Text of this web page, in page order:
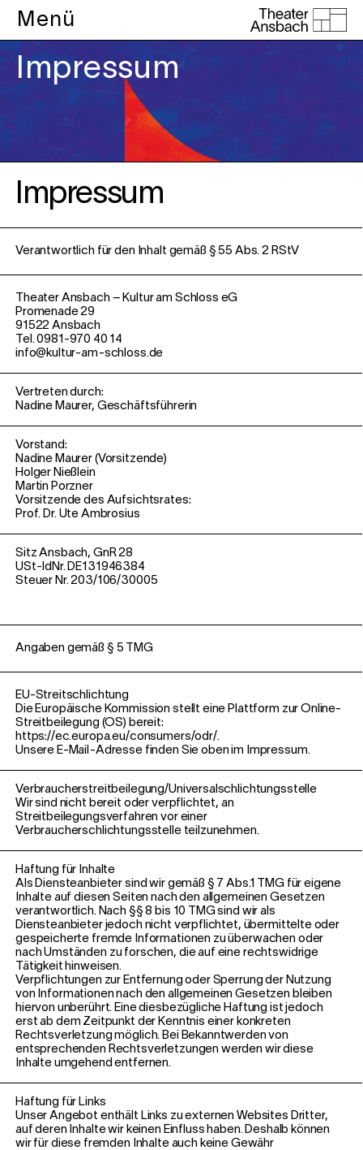
Menü
Impressum
Impressum
Verantwortlich für den Inhalt gemäß § 55 Abs. 2 RStV
Theater Ansbach – Kultur am Schloss eG
Promenade 29
91522 Ansbach
Tel. 0981-970 40 14
info@kultur-am-schloss.de
Vertreten durch:
Nadine Maurer, Geschäftsführerin
Vorstand:
Nadine Maurer (Vorsitzende)
Holger Nießlein
Martin Porzner
Vorsitzende des Aufsichtsrates:
Prof. Dr. Ute Ambrosius
Sitz Ansbach, GnR 28
USt-IdNr. DE131946384
Steuer Nr. 203/106/30005
Angaben gemäß § 5 TMG
EU-Streitschlichtung
Die Europäische Kommission stellt eine Plattform zur Online-
Streitbeilegung (OS) bereit:
https://ec.europa.eu/consumers/odr/.
Unsere E-Mail-Adresse finden Sie oben im Impressum.
Verbraucher­streit­beilegung/Universal­schlichtungs­stelle
Wir sind nicht bereit oder verpflichtet, an
Streitbeilegungsverfahren vor einer
Verbraucherschlichtungsstelle teilzunehmen.
Haftung für Inhalte
Als Diensteanbieter sind wir gemäß § 7 Abs.1 TMG für eigene
Inhalte auf diesen Seiten nach den allgemeinen Gesetzen
verantwortlich. Nach §§ 8 bis 10 TMG sind wir als
Diensteanbieter jedoch nicht verpflichtet, übermittelte oder
gespeicherte fremde Informationen zu überwachen oder
nach Umständen zu forschen, die auf eine rechtswidrige
Tätigkeit hinweisen.
Verpflichtungen zur Entfernung oder Sperrung der Nutzung
von Informationen nach den allgemeinen Gesetzen bleiben
hiervon unberührt. Eine diesbezügliche Haftung ist jedoch
erst ab dem Zeitpunkt der Kenntnis einer konkreten
Rechtsverletzung möglich. Bei Bekanntwerden von
entsprechenden Rechtsverletzungen werden wir diese
Inhalte umgehend entfernen.
Haftung für Links
Unser Angebot enthält Links zu externen Websites Dritter,
auf deren Inhalte wir keinen Einfluss haben. Deshalb können
wir für diese fremden Inhalte auch keine Gewähr